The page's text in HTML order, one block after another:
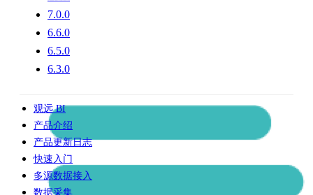
7.0.0
6.6.0
6.5.0
6.3.0
观远 BI
产品介绍
产品更新日志
快速入门
多源数据接入
数据采集